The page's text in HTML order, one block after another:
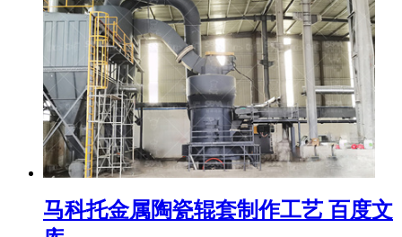
马科托金属陶瓷辊套制作工艺 百度文